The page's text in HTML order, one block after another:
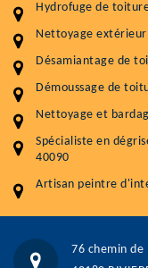
Hydrofuge de
Nettoyage
Désamiantage de
Démoussage de
Nettoyage et
Spécialiste en
40090
Artisan peintre
76 chemin de
Nettoyageb toiture
Démoussage
Traitement
Artisant local
76 chemin de la